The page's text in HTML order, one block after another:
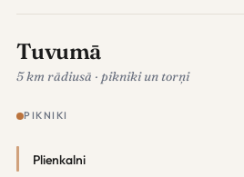
Tuvumā
5 km rādiusā · pikniki un torņi
PIKNIKI
Plienkalni